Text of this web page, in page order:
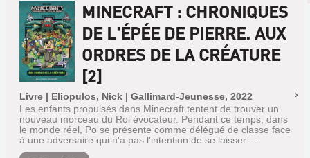
MINECRAFT : CHRONIQUES
DE L'ÉPÉE DE PIERRE. AUX
ORDRES DE LA CRÉATURE
[2]
Livre | Eliopulos, Nick | Gallimard-Jeunesse, 2022
Les enfants propulsés dans Minecraft tentent de trouver un
nouveau morceau du Roi évocateur. Pendant ce temps, dans
le monde réel, Po se présente comme délégué de classe face
à une adversaire qui n'a pas l'intention de se laisser ...